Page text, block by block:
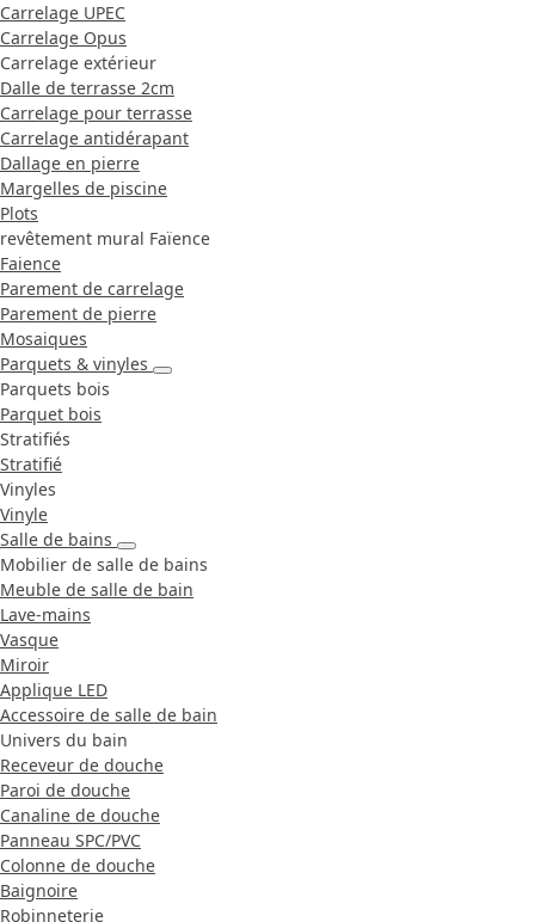
Carrelage UPEC
Carrelage Opus
Carrelage extérieur
Dalle de terrasse 2cm
Carrelage pour terrasse
Carrelage antidérapant
Dallage en pierre
Margelles de piscine
Plots
revêtement mural Faïence
Faience
Parement de carrelage
Parement de pierre
Mosaiques
Parquets & vinyles
Parquets bois
Parquet bois
Stratifiés
Stratifié
Vinyles
Vinyle
Salle de bains
Mobilier de salle de bains
Meuble de salle de bain
Lave-mains
Vasque
Miroir
Applique LED
Accessoire de salle de bain
Univers du bain
Receveur de douche
Paroi de douche
Canaline de douche
Panneau SPC/PVC
Colonne de douche
Baignoire
Robinneterie